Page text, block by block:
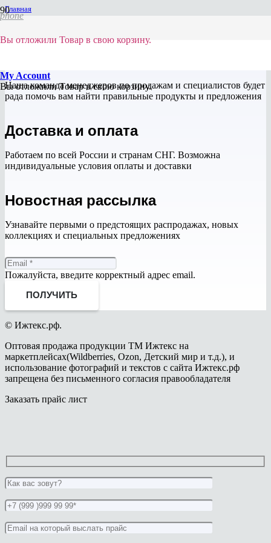
phone
Вы отложили Товар в свою корзину.
My Account
Вы отложилиТоварв свою корзину.
Главная
/
Наша команда менеджеров по продажам и специалистов будет
рада помочь вам найти правильные продукты и предложения
Доставка и оплата
Работаем по всей России и странам СНГ. Возможна
индивидуальные условия оплаты и доставки
Новостная рассылка
Узнавайте первыми о предстоящих распродажах, новых
коллекциях и специальных предложениях
Пожалуйста, введите корректный адрес email.
ПОЛУЧИТЬ
© Ижтекс.рф.
Оптовая продажа продукции ТМ Ижтекс на
маркетплейсах(Wildberries, Ozon, Детский мир и т.д.), и
использование фотографий и текстов с сайта Ижтекс.рф
запрещена без письменного согласия правообладателя
Заказать прайс лист